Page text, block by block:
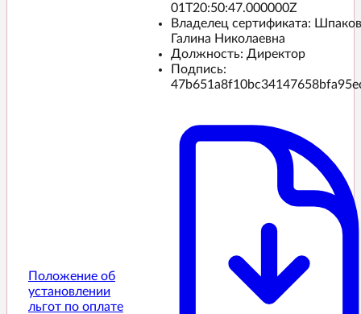
01T20:50:47.000000Z
Владелец сертификата:
Галина Николаевна
Должность: Директор
Подпись:
Положение об
установлении
льгот по оплате